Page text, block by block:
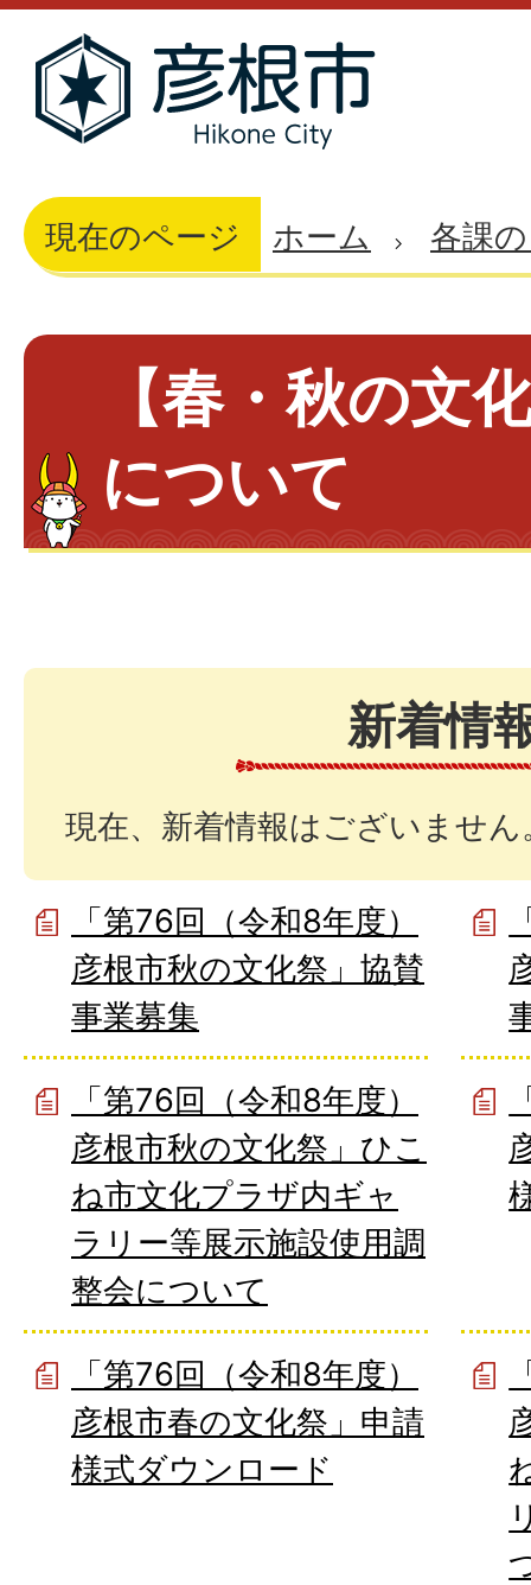
現在のページ ホーム 各課
【春・秋の文
について
新着情
現在、新着情報はございません
「第76回（令和8年度）
彦根市秋の文化祭」協賛
事業募集
「第76回（令和8年度）
彦根市秋の文化祭」ひこ
ね市文化プラザ内ギャ
ラリー等展示施設使用調
整会について
「第76回（令和8年度）
彦根市春の文化祭」申請
様式ダウンロード